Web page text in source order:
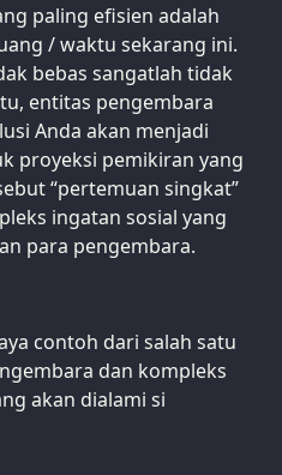
paling efisien adalah
/ waktu sekarang ini.
bebas sangatlah tidak
entitas pengembara
Anda akan menjadi
proyeksi pemikiran yang
“pertemuan singkat”
ingatan sosial yang
para pengembara.
contoh dari salah satu
dan kompleks
akan dialami si